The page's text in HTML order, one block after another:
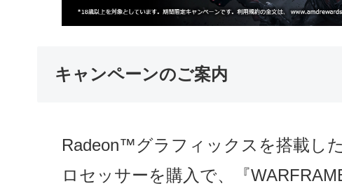
キャンペーンのご案内
Radeon™グラフィックスを搭載し
ロセッサーを購入で、『